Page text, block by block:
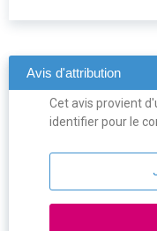
Avis d'attribution
Cet avis provient
identifier pour le